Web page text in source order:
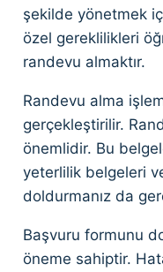
şekilde yönetmek
özel gereklilikleri
randevu almaktır.
Randevu alma
gerçekleştirilir.
önemlidir. Bu
yeterlilik belgeleri
doldurmanız da
Başvuru formunu
öneme sahiptir.